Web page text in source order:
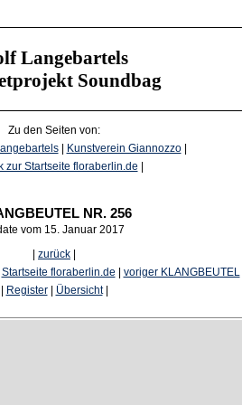
Langebartels
Soundbag
Zu den Seiten von:
| Kunstverein Giannozzo|
zur Startseite floraberlin.de
NR. 256
vom 15. Januar 2017
zurück
Startseite floraberlin.de voriger KLANGBEUTEL|
Register| Übersicht|